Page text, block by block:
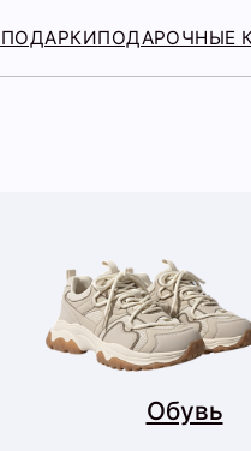
ПОДАРКИПОДАРОЧНЫЕ
Обувь